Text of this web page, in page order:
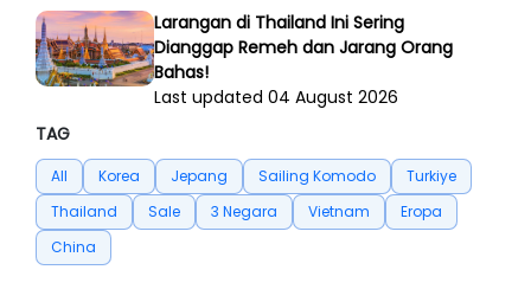
Larangan di Thailand Ini Sering
Dianggap Remeh dan Jarang Orang
Bahas!
Last updated 04 August 2026
TAG
All Korea Jepang Sailing Komodo
Turkiye
Thailand
Sale 3 Negara Vietnam
Eropa
China